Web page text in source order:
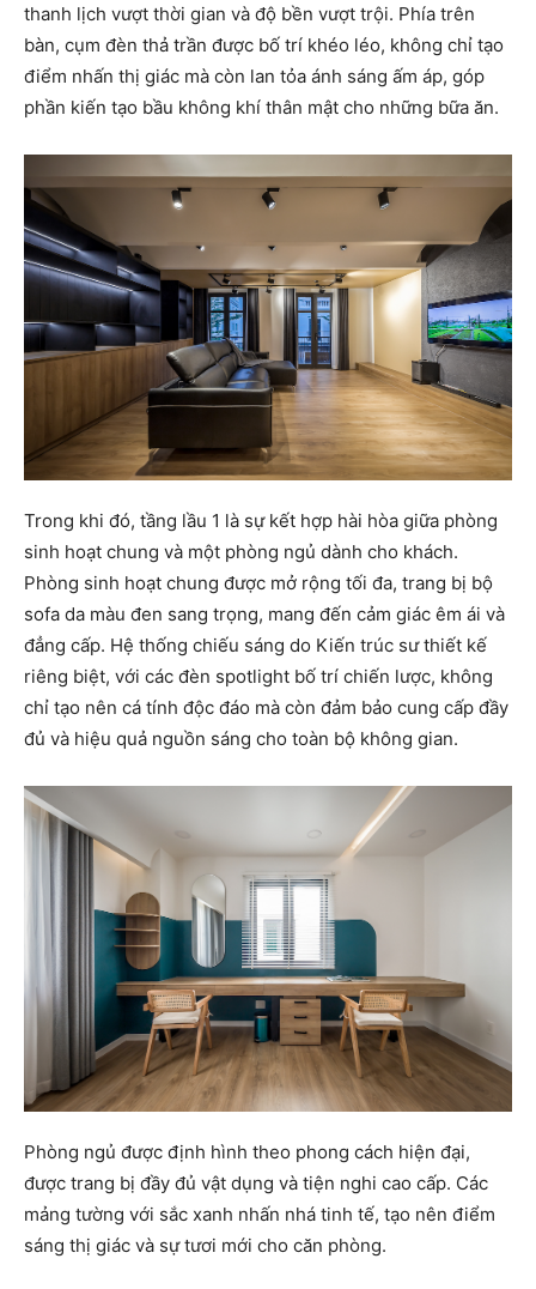
thanh lịch vượt thời gian và độ bền vượt trội. Phía trên
bàn, cụm đèn thả trần được bố trí khéo léo, không chỉ tạo
điểm nhấn thị giác mà còn lan tỏa ánh sáng ấm áp, góp
phần kiến tạo bầu không khí thân mật cho những bữa ăn.
Trong khi đó, tầng lầu 1 là sự kết hợp hài hòa giữa phòng
sinh hoạt chung và một phòng ngủ dành cho khách.
Phòng sinh hoạt chung được mở rộng tối đa, trang bị bộ
sofa da màu đen sang trọng, mang đến cảm giác êm ái và
đẳng cấp. Hệ thống chiếu sáng do Kiến trúc sư thiết kế
riêng biệt, với các đèn spotlight bố trí chiến lược, không
chỉ tạo nên cá tính độc đáo mà còn đảm bảo cung cấp đầy
đủ và hiệu quả nguồn sáng cho toàn bộ không gian.
Phòng ngủ được định hình theo phong cách hiện đại,
được trang bị đầy đủ vật dụng và tiện nghi cao cấp. Các
mảng tường với sắc xanh nhấn nhá tinh tế, tạo nên điểm
sáng thị giác và sự tươi mới cho căn phòng.